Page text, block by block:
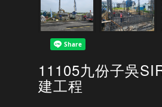
11105九份子吳
建工程